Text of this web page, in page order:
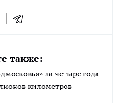
также:
за четыре года
километров